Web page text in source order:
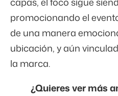
promocionando el
de una manera
ubicación, y aún
la marca.
¿Quieres ver más